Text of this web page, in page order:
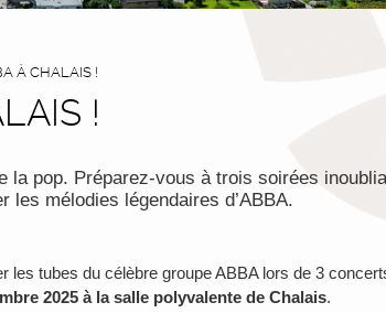
À CHALAIS !
!
la pop. Préparez-vous à trois soirées
mélodies légendaires d’ABBA.
tubes du célèbre groupe ABBA lors de 3
2025 à la salle polyvalente de Chalais.